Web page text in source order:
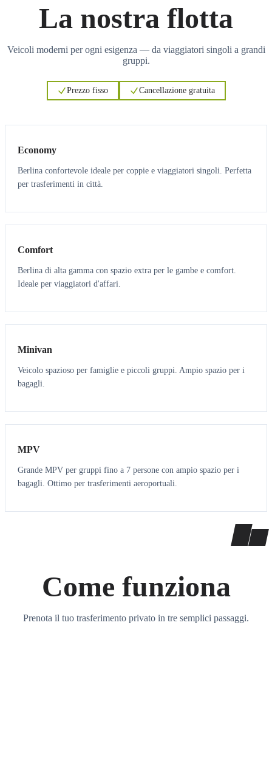
La nostra flotta
Veicoli moderni per ogni esigenza — da viaggiatori singoli a grandi
gruppi.
Prezzo fisso Cancellazione gratuita
Economy
Berlina confortevole ideale per coppie e viaggiatori singoli. Perfetta
per trasferimenti in città.
3 3
Comfort
Berlina di alta gamma con spazio extra per le gambe e comfort.
Ideale per viaggiatori d'affari.
6 5
Minivan
Veicolo spazioso per famiglie e piccoli gruppi. Ampio spazio per i
bagagli.
7 7
MPV
Grande MPV per gruppi fino a 7 persone con ampio spazio per i
bagagli. Ottimo per trasferimenti aeroportuali.
Come funziona
Prenota il tuo trasferimento privato in tre semplici passaggi.